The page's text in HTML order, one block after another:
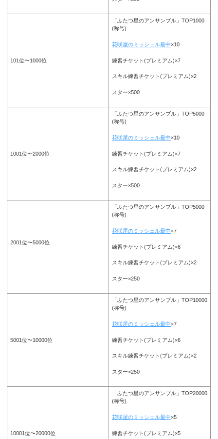
101位〜1000位
「ふたつ星のアンサンブル」TOP1000
(称号)
花咲屋のミッシェル最中×10
練習チケット(プレミアム)×7
スキル練習チケット(プレミアム)×2
スター×500
1001位〜2000位
「ふたつ星のアンサンブル」TOP5000
(称号)
花咲屋のミッシェル最中×10
練習チケット(プレミアム)×7
スキル練習チケット(プレミアム)×2
スター×500
2001位〜5000位
「ふたつ星のアンサンブル」TOP5000
(称号)
花咲屋のミッシェル最中×7
練習チケット(プレミアム)×6
スキル練習チケット(プレミアム)×2
スター×250
5001位〜10000位
「ふたつ星のアンサンブル」TOP10000
(称号)
花咲屋のミッシェル最中×7
練習チケット(プレミアム)×6
スキル練習チケット(プレミアム)×2
スター×250
10001位〜20000位
「ふたつ星のアンサンブル」TOP20000
(称号)
花咲屋のミッシェル最中×5
練習チケット(プレミアム)×5